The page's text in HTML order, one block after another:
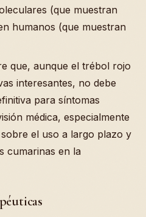
(que muestran
humanos (que muestran
que, aunque el trébol rojo
interesantes, no debe
para síntomas
médica, especialmente
el uso a largo plazo y
cumarinas en la